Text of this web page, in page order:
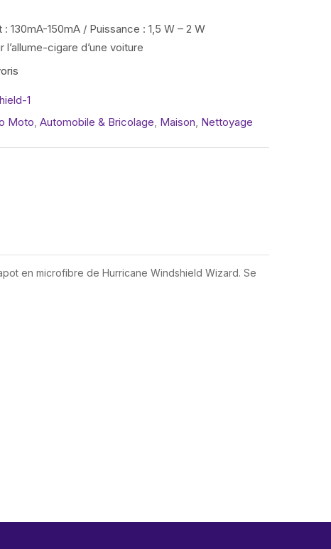
130mA-150mA / Puissance : 1,5 W – 2 W
cigare d’une voiture
1
Moto, Automobile & Bricolage, Maison, Nettoyage
en microfibre de Hurricane Windshield Wizard. Se